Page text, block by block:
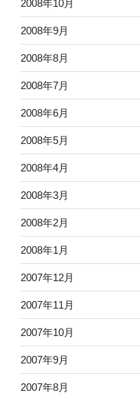
2008年10月
2008年9月
2008年8月
2008年7月
2008年6月
2008年5月
2008年4月
2008年3月
2008年2月
2008年1月
2007年12月
2007年11月
2007年10月
2007年9月
2007年8月